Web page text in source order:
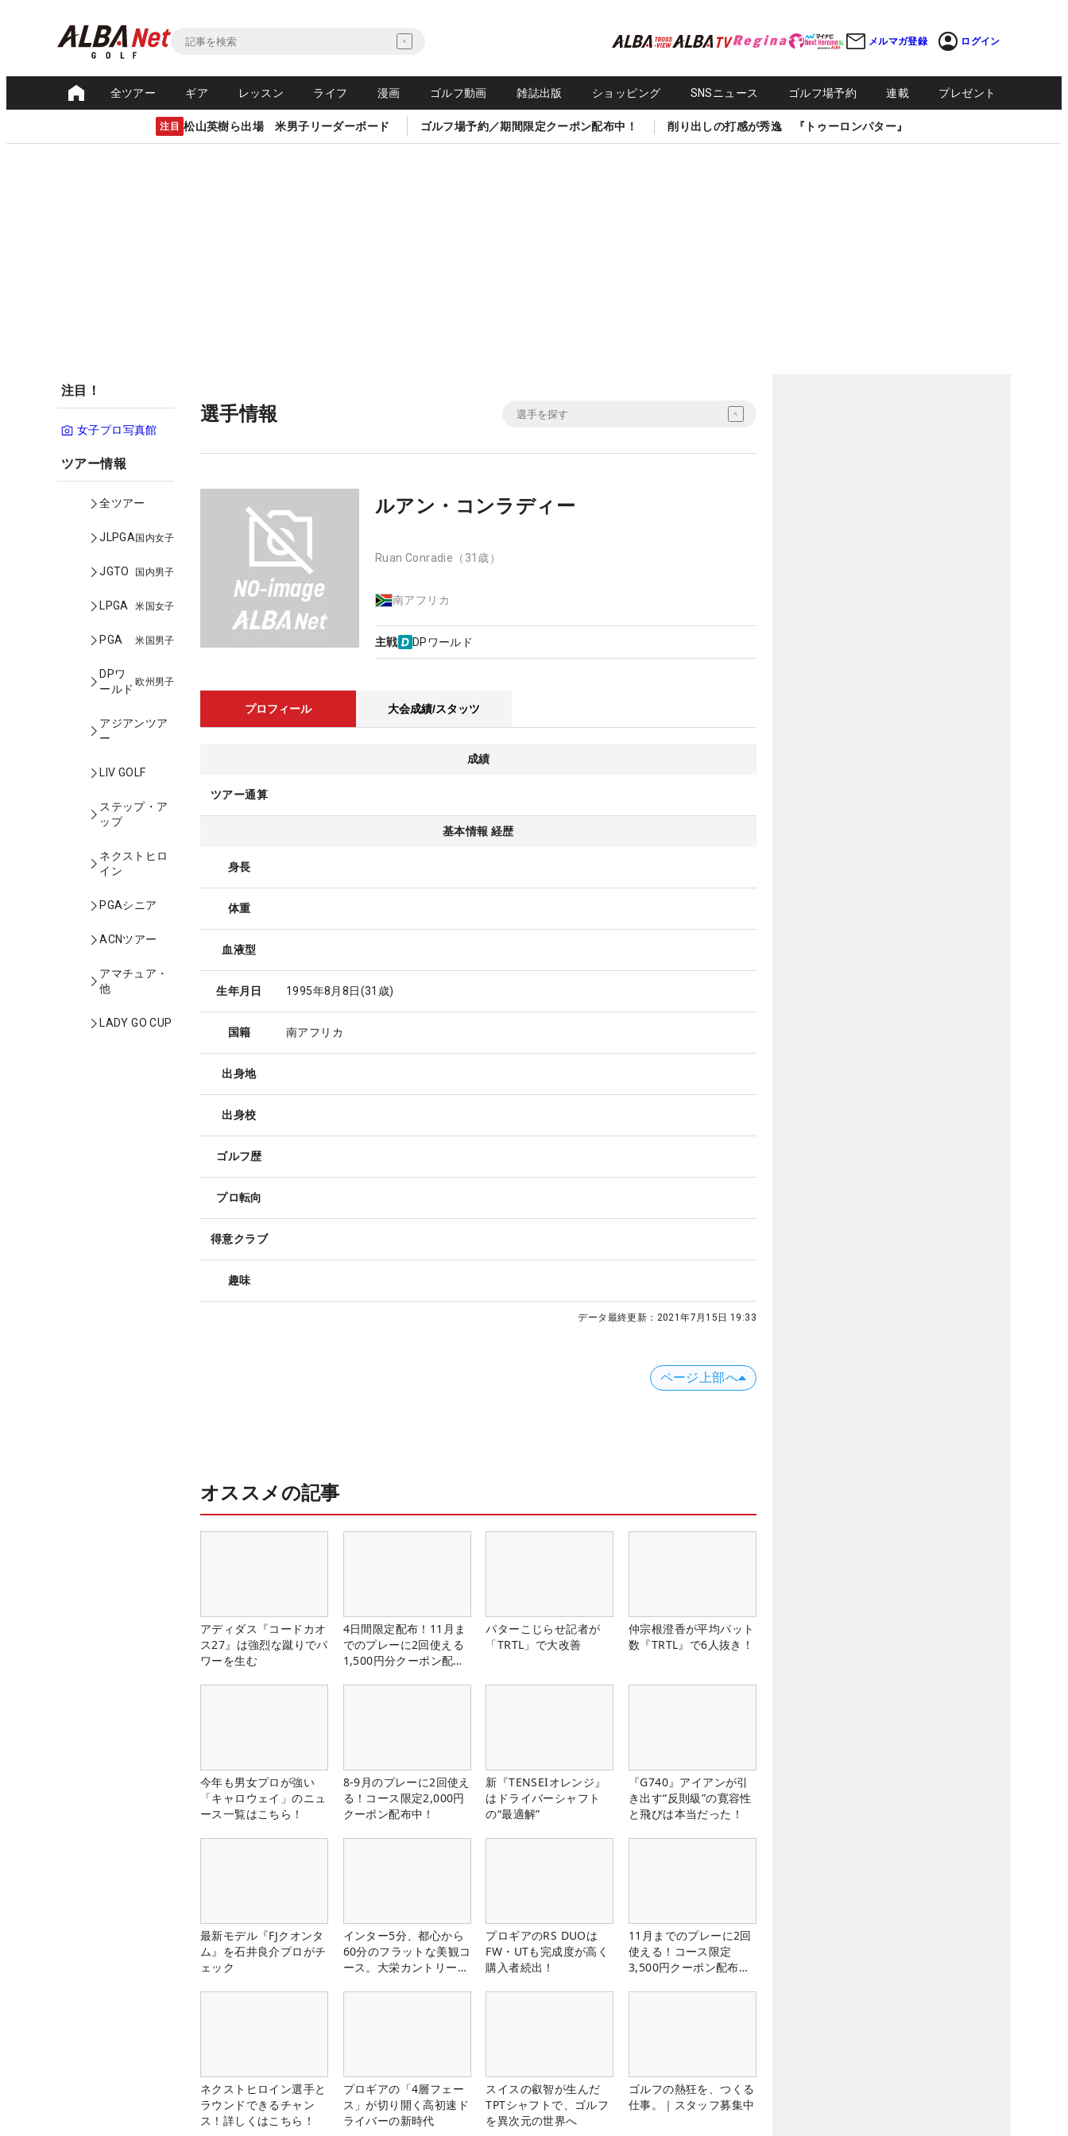
メルマガ登録 ログイン
全ツアー ギア レッスン ライフ 漫画 ゴルフ動画 雑誌出版 ショッピング SNSニュース ゴルフ場予約 連載 プレゼント
注目 松山英樹ら出場 米男子リーダーボード ゴルフ場予約／期間限定クーポン配布中！ 削り出しの打感が秀逸 『トゥーロンパター』
注目！
女子プロ写真館
ツアー情報
全ツアー
JLPGA国内女子
JGTO 国内男子
LPGA 米国女子
PGA 米国男子
DPワ
ールド
欧州男子
アジアンツア
ー
LIV GOLF
ステップ・ア
ップ
ネクストヒロ
イン
PGAシニア
ACNツアー
アマチュア・
他
LADY GO CUP
選手情報
ルアン・コンラディー
Ruan Conradie （31歳）
南アフリカ
主戦 DPワールド
プロフィール 大会成績/スタッツ
成績
ツアー通算
基本情報 経歴
身長
体重
血液型
生年月日 1995年8月8日(31歳)
国籍 南アフリカ
出身地
出身校
ゴルフ歴
プロ転向
得意クラブ
趣味
データ最終更新： 2021年7月15日 19:33
ページ上部へ
オススメの記事
アディダス『コードカオ
ス27』は強烈な蹴りでパ
ワーを生む
4日間限定配布！11月ま
でのプレーに2回使える
1,500円分クーポン配布
パターこじらせ記者が
「TRTL」で大改善
仲宗根澄香が平均パット
数『TRTL』で6人抜き！
今年も男女プロが強い
「キャロウェイ」のニュ
ース一覧はこちら！
8-9月のプレーに2回使え
る！コース限定2,000円
クーポン配布中！
新『TENSEIオレンジ』
はドライバーシャフト
の“最適解”
『G740』アイアンが引
き出す“反則級”の寛容性
と飛びは本当だった！
最新モデル『FJクオンタ
ム』を石井良介プロがチ
ェック
インター5分、都心から
60分のフラットな美観コ
ース。大栄カントリー俱
プロギアのRS DUOは
FW・UTも完成度が高く
購入者続出！
11月までのプレーに2回
使える！コース限定
3,500円クーポン配布
ネクストヒロイン選手と
ラウンドできるチャン
ス！詳しくはこちら！
プロギアの「4層フェー
ス」が切り開く高初速ド
ライバーの新時代
スイスの叡智が生んだ
TPTシャフトで、ゴルフ
を異次元の世界へ
ゴルフの熱狂を、つくる
仕事。｜スタッフ募集中